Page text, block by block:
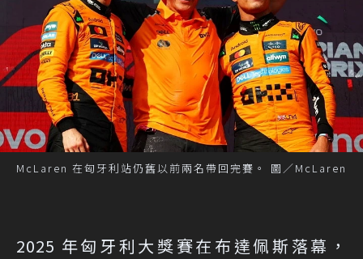
McLaren 在匈牙利站仍舊以前兩名帶回完賽。 圖／McLaren
2025 年匈牙利大獎賽在布達佩斯落幕，